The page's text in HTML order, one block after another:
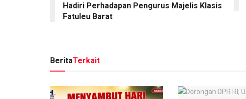
Hadiri Perhadapan Pengurus Majelis Klasis
Fatuleu Barat
BeritaTerkait